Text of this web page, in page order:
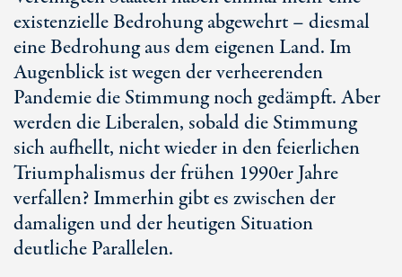
existenzielle Bedrohung abgewehrt – diesmal
eine Bedrohung aus dem eigenen Land. Im
Augenblick ist wegen der verheerenden
Pandemie die Stimmung noch gedämpft. Aber
werden die Liberalen, sobald die Stimmung
sich aufhellt, nicht wieder in den feierlichen
Triumphalismus der frühen 1990er Jahre
verfallen? Immerhin gibt es zwischen der
damaligen und der heutigen Situation
deutliche Parallelen.